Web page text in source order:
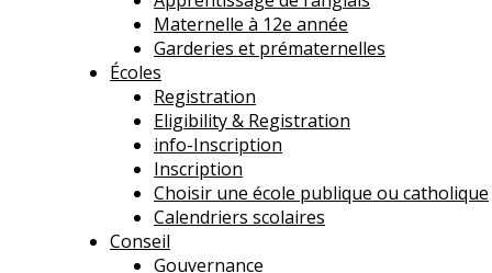
Maternelle à 12e année
Garderies et prématernelles
Écoles
Registration
Eligibility & Registration
info-Inscription
Inscription
Choisir une école publique ou catholique
Calendriers scolaires
Conseil
Gouvernance